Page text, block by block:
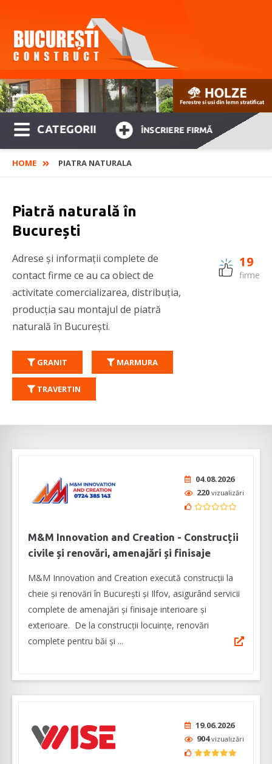
CATEGORII ÎNSCRIERE FIRMĂ
HOME PIATRA NATURALA
Piatră naturală în
București
Adrese și informații complete de
contact firme ce au ca obiect de
activitate comercializarea, distribuția,
producția sau montajul de piatră
naturală în București.
19
firme
GRANIT MARMURA
TRAVERTIN
04.08.2026
220 vizualizări
M&M Innovation and Creation - Construcții
civile și renovări, amenajări și finisaje
M&M Innovation and Creation execută construcții la
cheie și renovări în București și Ilfov, asigurând servicii
complete de amenajări și finisaje interioare și
exterioare. De la construcții locuințe, renovări
complete pentru băi și ...
19.06.2026
904vizualizări